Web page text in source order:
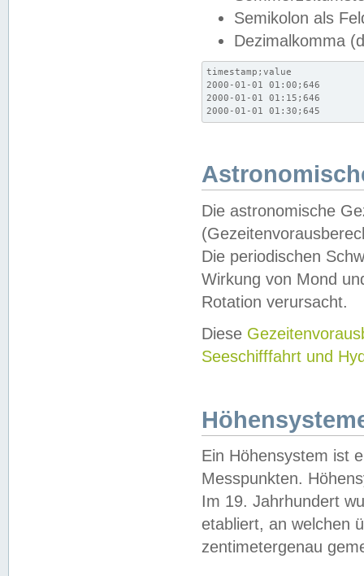
Semikolon als
Dezimalkomma
timestamp;value
2000-01-01 01:00;646
2000-01-01 01:15;646
2000-01-01 01:30;645
Die astronomische
Die periodischen
Wirkung von Mond
Rotation verursacht.
Diese
Seeschifffahrt und
Ein Höhensystem ist
Messpunkten.
Im 19. Jahrhundert
etabliert, an welchen
zentimetergenau